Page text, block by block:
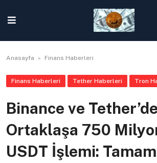
content
Anasayfa » Finans Haberleri
Finans Haberleri Tether Haberleri Tron
Binance ve
Ortaklaşa 750
USDT İşlemi: